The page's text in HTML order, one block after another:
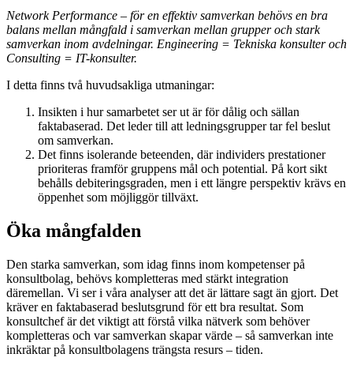
Network Performance – för en effektiv samverkan behövs en bra
balans mellan mångfald i samverkan mellan grupper och stark
samverkan inom avdelningar. Engineering = Tekniska konsulter och
Consulting = IT-konsulter.
I detta finns två huvudsakliga utmaningar:
Insikten i hur samarbetet ser ut är för dålig och sällan
faktabaserad. Det leder till att ledningsgrupper tar fel beslut
om samverkan.
Det finns isolerande beteenden, där individers prestationer
prioriteras framför gruppens mål och potential. På kort sikt
behålls debiteringsgraden, men i ett längre perspektiv krävs en
öppenhet som möjliggör tillväxt.
Öka mångfalden
Den starka samverkan, som idag finns inom kompetenser på
konsultbolag, behövs kompletteras med stärkt integration
däremellan. Vi ser i våra analyser att det är lättare sagt än gjort. Det
kräver en faktabaserad beslutsgrund för ett bra resultat. Som
konsultchef är det viktigt att förstå vilka nätverk som behöver
kompletteras och var samverkan skapar värde – så samverkan inte
inkräktar på konsultbolagens trängsta resurs – tiden.